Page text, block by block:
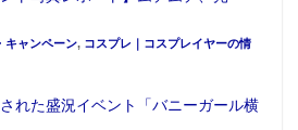
キャンペーン, コスプレ｜コスプレイヤーの情
れた盛況イベント「バニーガール横